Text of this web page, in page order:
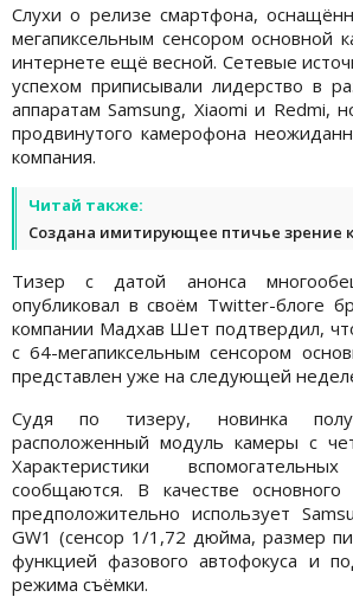
Слухи о релизе смартфона,
мегапиксельным сенсором основной
интернете ещё весной. Сетевые
успехом приписывали лидерство в
аппаратам Samsung, Xiaomi и Redmi,
продвинутого камерофона
компания.
Читай также:
Создана имитирующее птичье зрение
Тизер с датой анонса
опубликовал в своём Twitter-блоге
компании Мадхав Шет подтвердил,
с 64-мегапиксельным сенсором
представлен уже на следующей
Судя по тизеру, новинка
расположенный модуль камеры с
Характеристики
сообщаются. В качестве основного
предположительно использует
GW1 (сенсор 1/1,72 дюйма, размер
функцией фазового автофокуса и
режима съёмки.